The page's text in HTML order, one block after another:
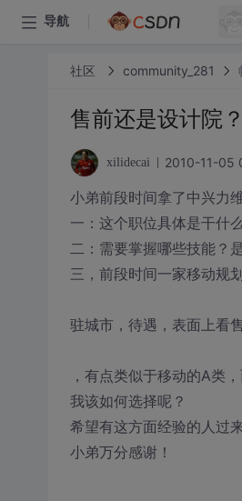
导航
社区 community_281
售前还是设计院
xilidecai 2010-11-05
小弟前段时间拿了中兴力
一：这个职位具体是干什
二：需要掌握哪些技能？
三，前段时间一家移动规
驻城市，待遇，表面上看
，有点类似于移动的A类
我该如何选择呢？
希望有这方面经验的人过
小弟万分感谢！